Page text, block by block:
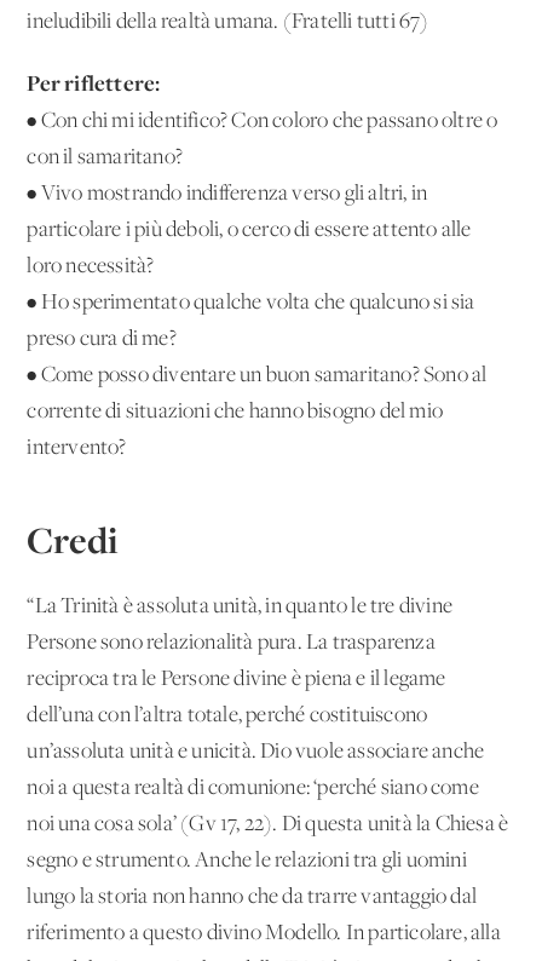
ineludibili della realtà umana. (Fratelli tutti 67)
Per riflettere:
• Con chi mi identifico? Con coloro che passano oltre o
con il samaritano?
• Vivo mostrando indifferenza verso gli altri, in
particolare i più deboli, o cerco di essere attento alle
loro necessità?
• Ho sperimentato qualche volta che qualcuno si sia
preso cura di me?
• Come posso diventare un buon samaritano? Sono al
corrente di situazioni che hanno bisogno del mio
intervento?
Credi
“La Trinità è assoluta unità, in quanto le tre divine
Persone sono relazionalità pura. La trasparenza
reciproca tra le Persone divine è piena e il legame
dell’una con l’altra totale, perché costituiscono
un’assoluta unità e unicità. Dio vuole associare anche
noi a questa realtà di comunione: ‘perché siano come
noi una cosa sola’ (Gv 17, 22). Di questa unità la Chiesa è
segno e strumento. Anche le relazioni tra gli uomini
lungo la storia non hanno che da trarre vantaggio dal
riferimento a questo divino Modello. In particolare, alla